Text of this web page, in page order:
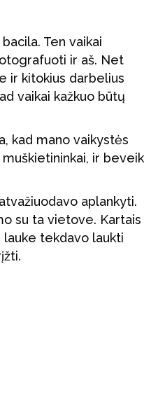
Ten vaikai
ir aš. Net
ir kitokius darbelius
vaikai kažkuo būtų
kad mano vaikystės
ir beveik
aplankyti.
su ta vietove. Kartais
tekdavo laukti